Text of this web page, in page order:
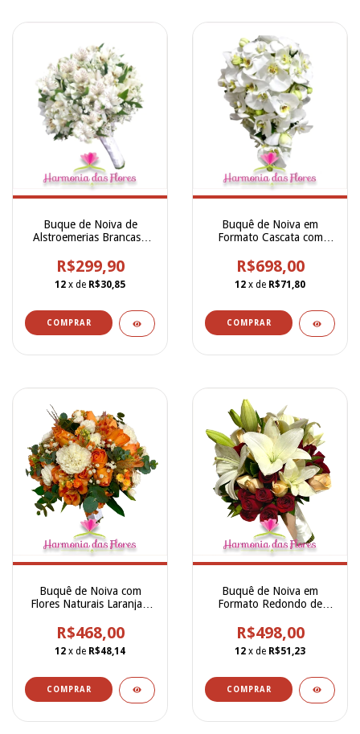
Buque de Noiva de
Alstroemerias Brancas -
R$299,90
12 x de R$30,85
Buquê de Noiva em
Formato Cascata com
Brancas Naturais -
BN00246
R$698,00
12 x de R$71,80
Buquê de Noiva com
Flores Naturais Laranjas,
Alstroemerias, Kalanchoe,
Cravo, Eucalipto e Flores
Secas Terracota -
R$468,00
12 x de R$48,14
Buquê de Noiva em
Formato Redondo de
Vermelhas e Rosas
Champanhe - BN00244
R$498,00
12 x de R$51,23